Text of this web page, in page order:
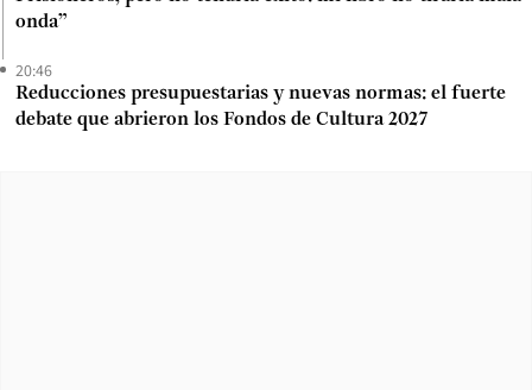
onda”
20:46
Reducciones presupuestarias y nuevas normas: el fuerte
debate que abrieron los Fondos de Cultura 2027